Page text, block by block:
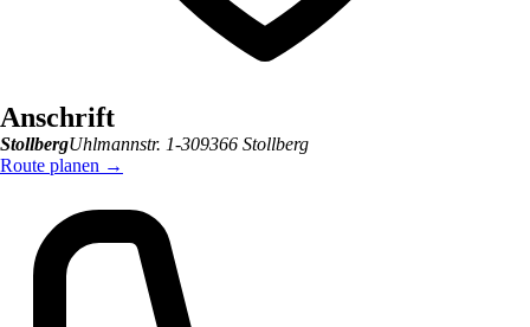
Anschrift
StollbergUhlmannstr. 1-309366 Stollberg
Route planen →